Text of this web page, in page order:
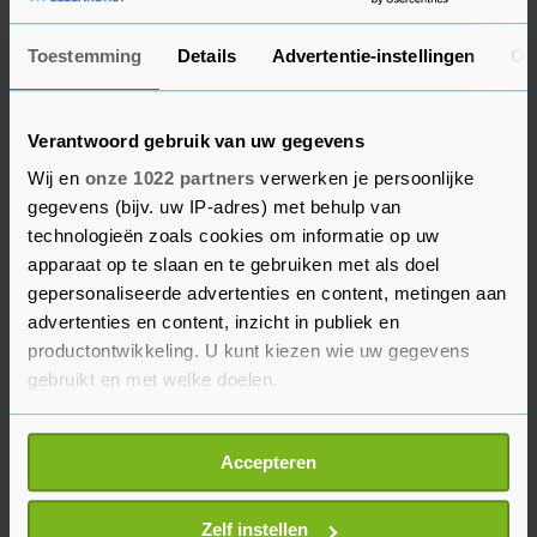
Toestemming Details Advertentie-instellingen
Verantwoord gebruik van uw gegevens
Wij en onze 1022 partners verwerken je persoonlijke
gegevens (bijv. uw IP-adres) met behulp van
technologieën zoals cookies om informatie op uw
apparaat op te slaan en te gebruiken met als doel
gepersonaliseerde advertenties en content, metingen aan
advertenties en content, inzicht in publiek en
productontwikkeling. U kunt kiezen wie uw gegevens
gebruikt en met welke doelen.
Als u het toestaat, willen we ook graag:
Informatie verzamelen over uw geografische
locatie, die tot een paar meter nauwkeurig kan zijn
Uw apparaat identificeren door het actief te
Accepteren
Zelf instellen
procent. Tesla-monteurs in Zweden blijven
volgens een vakbond doorgaan met hun
maandenlange staking, waarmee ze de operatie
topman Elon Musk heeft gezegd dat de
problemen voor zijn bedrijf in het Scandinavische
land voorbij zijn.
Meta Platforms, het moederbedrijf van Facebook
en Instagram, werd door beleggers een kleine 1
procent hoger gezet. Het concern kondigde aan
een nieuwe chip te hebben ontwikkeld voor de
eigen initiatieven op het vlak van kunstmatige
intelligentie (AI). Met die chip hoopt Meta minder
afhankelijk te zijn van chipconcern Nvidia dat in
de wereld vooroploopt met AI-chips.